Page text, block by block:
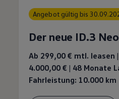
Angebot gültig bis
Der neue ID.3
Ab 299,00 € mtl. leasen
4.000,00 € | 48 Monate
Fahrleistung: 10.000 km